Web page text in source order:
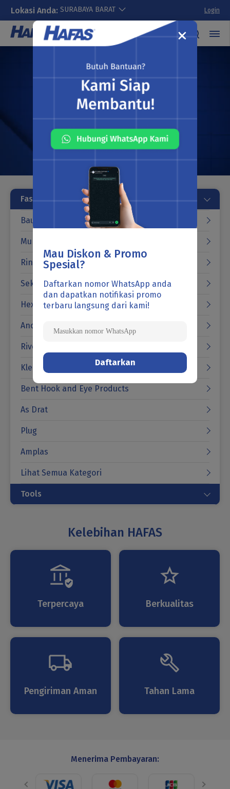
Lokasi Anda: SURABAYA BARAT Login
Cari Cepat✕
Mau Diskon & Promo
Spesial?
Daftarkan nomor WhatsApp anda
dan dapatkan notifikasi promo
terbaru langsung dari kami!
Fastener
Baut
Mur
Ring
Sekrup
Hexagon Socket Product
Anchor
Rivet Pin & Key
Klem
Bent Hook and Eye Products
As Drat
Plug
Amplas
Lihat Semua Kategori
Tools
Kelebihan HAFAS
Terpercaya Berkualitas
Pengiriman Aman Tahan Lama
Menerima Pembayaran: